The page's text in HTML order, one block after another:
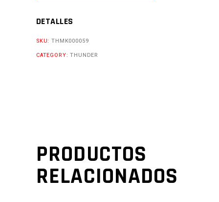
DETALLES
SKU:THMK000059
CATEGORY:THUNDER
PRODUCTOS
RELACIONADOS